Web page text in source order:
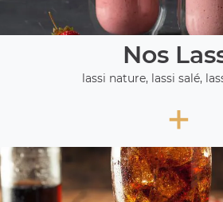
Nos
lassi nature, lassi salé,
+